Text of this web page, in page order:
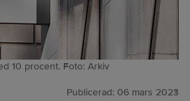
10 procent. Foto: Arkiv
Publicerad: 06 mars 2023